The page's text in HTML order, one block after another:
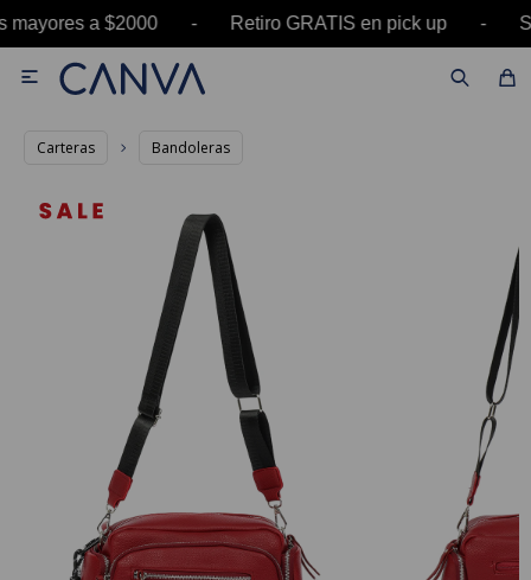
mayores a $2000 - Retiro GRATIS en pick up -

Carteras Bandoleras